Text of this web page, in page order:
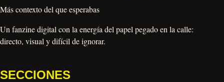
Más contexto del que esperabas
Un fanzine digital con la energía del papel pegado en la calle:
directo, visual y difícil de ignorar.
SECCIONES